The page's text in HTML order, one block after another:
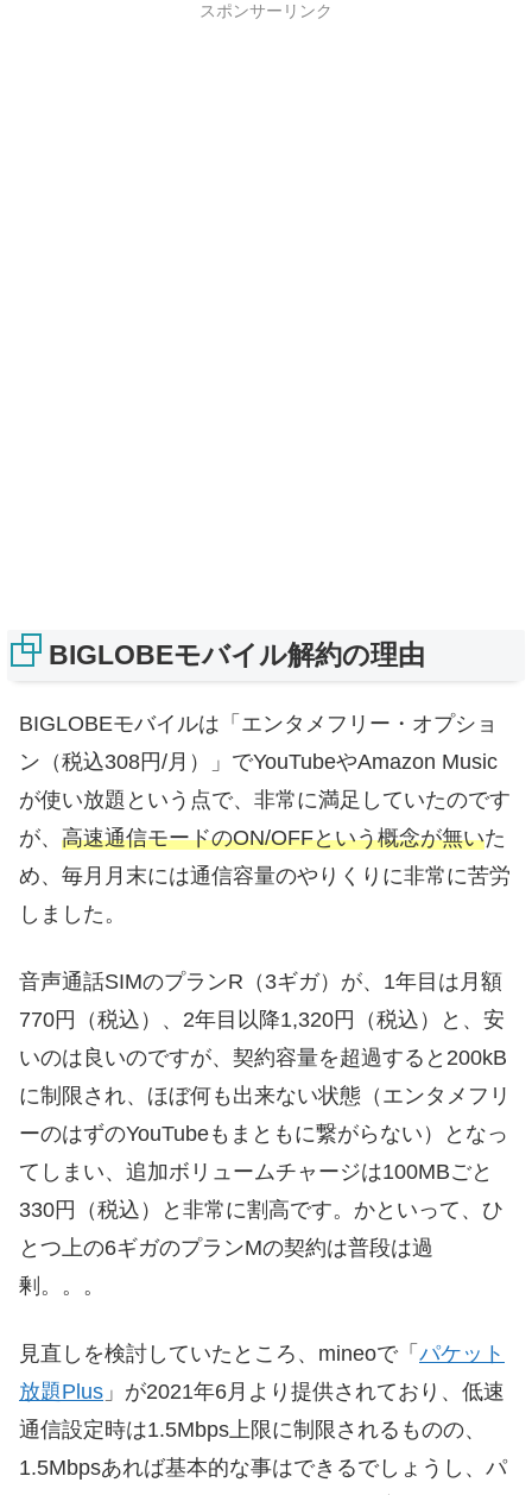
スポンサーリンク
BIGLOBEモバイル解約の理由
BIGLOBEモバイルは「エンタメフリー・オプショ
ン（税込308円/月）」でYouTubeやAmazon Music
が使い放題という点で、非常に満足していたのです
が、 高速通信モードのON/OFFという概念が無いた
め、毎月月末には通信容量のやりくりに非常に苦労
しました。
音声通話SIMのプランR（3ギガ）が、1年目は月額
770円（税込）、2年目以降1,320円（税込）と、安
いのは良いのですが、契約容量を超過すると200kB
に制限され、ほぼ何も出来ない状態（エンタメフリ
ーのはずのYouTubeもまともに繋がらない）となっ
てしまい、追加ボリュームチャージは100MBごと
330円（税込）と非常に割高です。かといって、ひ
とつ上の6ギガのプランMの契約は普段は過
剰。。。
見直しを検討していたところ、mineoで「 パケット
放題Plus 」が2021年6月より提供されており、低速
通信設定時は1.5Mbps上限に制限されるものの、
1.5Mbpsあれば基本的な事はできるでしょうし、パ